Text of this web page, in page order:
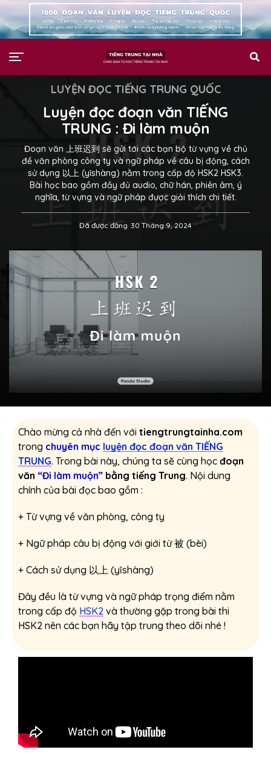
LUYỆN ĐỌC TIẾNG TRUNG QUỐC
Luyện đọc đoạn văn TIẾNG
TRUNG : Đi làm muộn
Đoạn văn 上班迟到 sẽ gửi tới các bạn bộ từ vựng về chủ
đề văn phòng công ty và ngữ pháp về câu bị động, cách
sử dụng 以上 (yǐshàng) nằm trong cấp độ HSK2 HSK3.
Bài học bao gồm đầy đủ audio, chữ hán, phiên âm, ý
nghĩa, từ vựng và ngữ pháp được giải thích chi tiết.
Đã được đăng 30 Tháng 9, 2024
Chào mừng cả nhà đến với tiengtrungtainha.com
trong chuyên mục luyện đọc đoạn văn TIẾNG
TRUNG. Trong bài này, chúng ta sẽ cùng học đoạn
văn “Đi làm muộn” bằng tiếng Trung. Nội dung
chính của bài đọc bao gồm :
+ Từ vựng về văn phòng, công ty
+ Ngữ pháp câu bị động với giới từ 被 (bèi)
+ Cách sử dụng 以上 (yǐshàng)
Đây đều là từ vựng và ngữ pháp trọng điểm nằm
trong cấp độ HSK2 và thường gặp trong bài thi
HSK2 nên các bạn hãy tập trung theo dõi nhé !